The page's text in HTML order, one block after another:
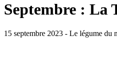
Septembre : La
15 septembre 2023 - Le légume du